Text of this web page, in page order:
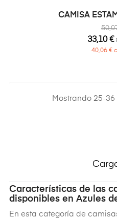
CAMISA
33,10 €
40,06 €
Mostrando 25-
Características de las
disponibles en Azules
En esta categoría de